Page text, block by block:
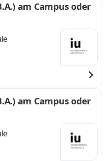
am Campus oder
am Campus oder